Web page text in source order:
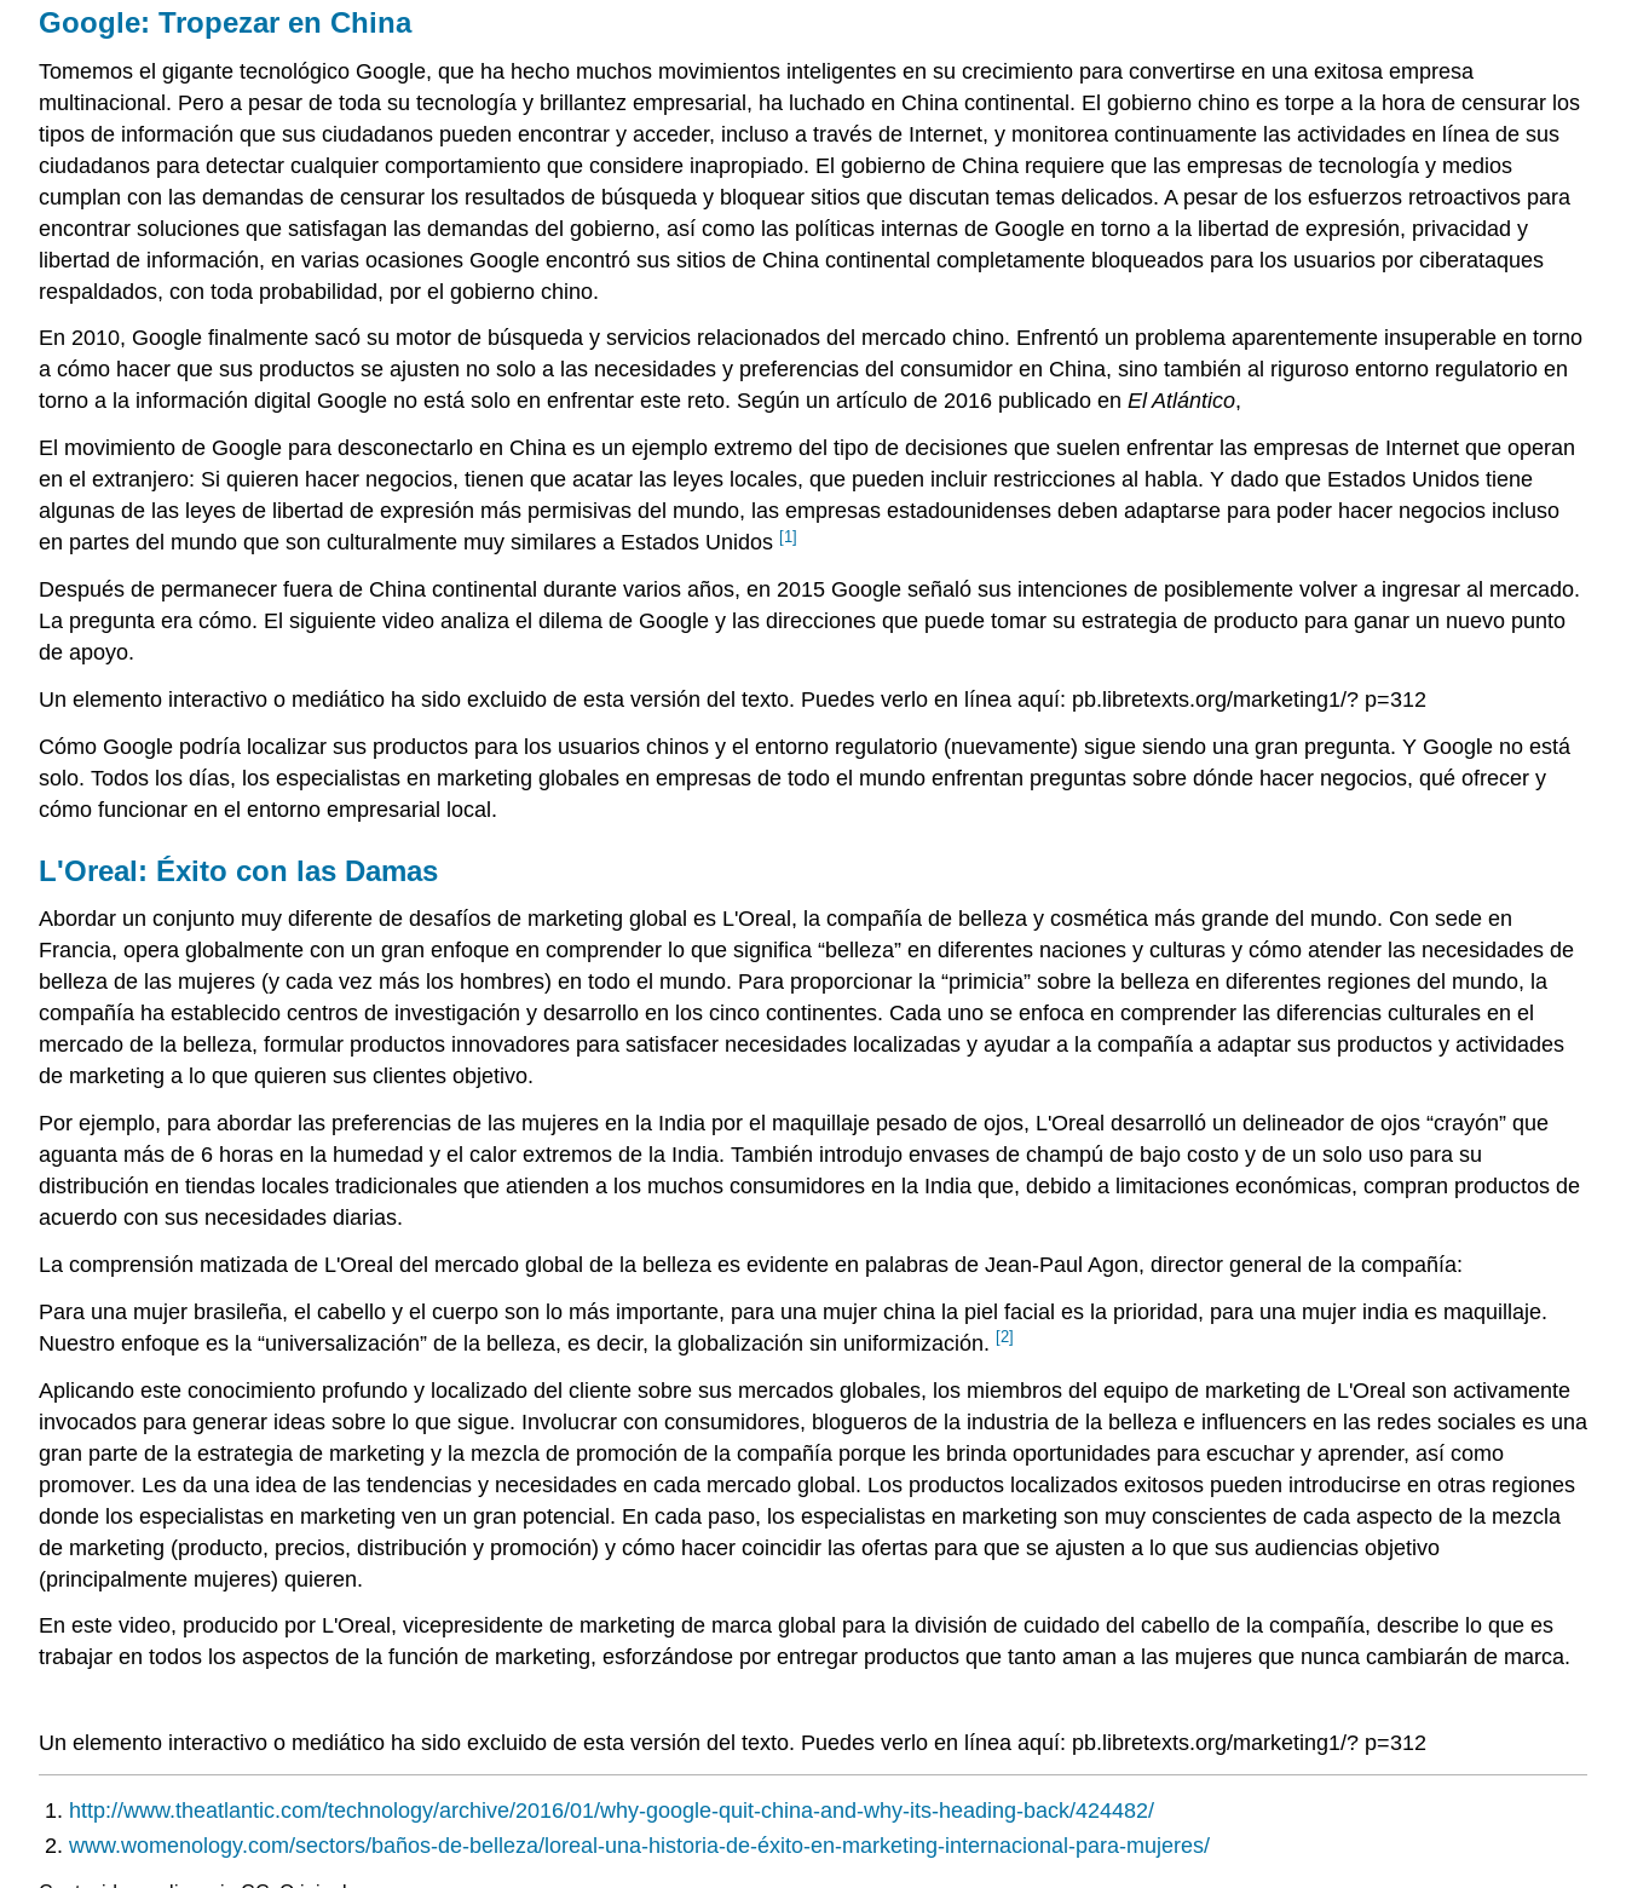
con
las
Damas
Google: Tropezar en China
Tomemos el gigante tecnológico Google, que ha hecho muchos movimientos inteligentes en su crecimiento para convertirse en una exitosa empresa
multinacional. Pero a pesar de toda su tecnología y brillantez empresarial, ha luchado en China continental. El gobierno chino es torpe a la hora de censurar los
tipos de información que sus ciudadanos pueden encontrar y acceder, incluso a través de Internet, y monitorea continuamente las actividades en línea de sus
ciudadanos para detectar cualquier comportamiento que considere inapropiado. El gobierno de China requiere que las empresas de tecnología y medios
cumplan con las demandas de censurar los resultados de búsqueda y bloquear sitios que discutan temas delicados. A pesar de los esfuerzos retroactivos para
encontrar soluciones que satisfagan las demandas del gobierno, así como las políticas internas de Google en torno a la libertad de expresión, privacidad y
libertad de información, en varias ocasiones Google encontró sus sitios de China continental completamente bloqueados para los usuarios por ciberataques
respaldados, con toda probabilidad, por el gobierno chino.
En 2010, Google finalmente sacó su motor de búsqueda y servicios relacionados del mercado chino. Enfrentó un problema aparentemente insuperable en torno
a cómo hacer que sus productos se ajusten no solo a las necesidades y preferencias del consumidor en China, sino también al riguroso entorno regulatorio en
torno a la información digital Google no está solo en enfrentar este reto. Según un artículo de 2016 publicado en El Atlántico,
El movimiento de Google para desconectarlo en China es un ejemplo extremo del tipo de decisiones que suelen enfrentar las empresas de Internet que operan
en el extranjero: Si quieren hacer negocios, tienen que acatar las leyes locales, que pueden incluir restricciones al habla. Y dado que Estados Unidos tiene
algunas de las leyes de libertad de expresión más permisivas del mundo, las empresas estadounidenses deben adaptarse para poder hacer negocios incluso
en partes del mundo que son culturalmente muy similares a Estados Unidos [1]
Después de permanecer fuera de China continental durante varios años, en 2015 Google señaló sus intenciones de posiblemente volver a ingresar al mercado.
La pregunta era cómo. El siguiente video analiza el dilema de Google y las direcciones que puede tomar su estrategia de producto para ganar un nuevo punto
de apoyo.
Un elemento interactivo o mediático ha sido excluido de esta versión del texto. Puedes verlo en línea aquí: pb.libretexts.org/marketing1/? p=312
Cómo Google podría localizar sus productos para los usuarios chinos y el entorno regulatorio (nuevamente) sigue siendo una gran pregunta. Y Google no está
solo. Todos los días, los especialistas en marketing globales en empresas de todo el mundo enfrentan preguntas sobre dónde hacer negocios, qué ofrecer y
cómo funcionar en el entorno empresarial local.
L'Oreal: Éxito con las Damas
Abordar un conjunto muy diferente de desafíos de marketing global es L'Oreal, la compañía de belleza y cosmética más grande del mundo. Con sede en
Francia, opera globalmente con un gran enfoque en comprender lo que significa “belleza” en diferentes naciones y culturas y cómo atender las necesidades de
belleza de las mujeres (y cada vez más los hombres) en todo el mundo. Para proporcionar la “primicia” sobre la belleza en diferentes regiones del mundo, la
compañía ha establecido centros de investigación y desarrollo en los cinco continentes. Cada uno se enfoca en comprender las diferencias culturales en el
mercado de la belleza, formular productos innovadores para satisfacer necesidades localizadas y ayudar a la compañía a adaptar sus productos y actividades
de marketing a lo que quieren sus clientes objetivo.
Por ejemplo, para abordar las preferencias de las mujeres en la India por el maquillaje pesado de ojos, L'Oreal desarrolló un delineador de ojos “crayón” que
aguanta más de 6 horas en la humedad y el calor extremos de la India. También introdujo envases de champú de bajo costo y de un solo uso para su
distribución en tiendas locales tradicionales que atienden a los muchos consumidores en la India que, debido a limitaciones económicas, compran productos de
acuerdo con sus necesidades diarias.
La comprensión matizada de L'Oreal del mercado global de la belleza es evidente en palabras de Jean-Paul Agon, director general de la compañía:
Para una mujer brasileña, el cabello y el cuerpo son lo más importante, para una mujer china la piel facial es la prioridad, para una mujer india es maquillaje.
Nuestro enfoque es la “universalización” de la belleza, es decir, la globalización sin uniformización. [2]
Aplicando este conocimiento profundo y localizado del cliente sobre sus mercados globales, los miembros del equipo de marketing de L'Oreal son activamente
invocados para generar ideas sobre lo que sigue. Involucrar con consumidores, blogueros de la industria de la belleza e influencers en las redes sociales es una
gran parte de la estrategia de marketing y la mezcla de promoción de la compañía porque les brinda oportunidades para escuchar y aprender, así como
promover. Les da una idea de las tendencias y necesidades en cada mercado global. Los productos localizados exitosos pueden introducirse en otras regiones
donde los especialistas en marketing ven un gran potencial. En cada paso, los especialistas en marketing son muy conscientes de cada aspecto de la mezcla
de marketing (producto, precios, distribución y promoción) y cómo hacer coincidir las ofertas para que se ajusten a lo que sus audiencias objetivo
(principalmente mujeres) quieren.
En este video, producido por L'Oreal, vicepresidente de marketing de marca global para la división de cuidado del cabello de la compañía, describe lo que es
trabajar en todos los aspectos de la función de marketing, esforzándose por entregar productos que tanto aman a las mujeres que nunca cambiarán de marca.
Un elemento interactivo o mediático ha sido excluido de esta versión del texto. Puedes verlo en línea aquí: pb.libretexts.org/marketing1/? p=312
http://www.theatlantic.com/technology/archive/2016/01/why-google-quit-china-and-why-its-heading-back/424482/
www.womenology.com/sectors/baños-de-belleza/loreal-una-historia-de-éxito-en-marketing-internacional-para-mujeres/